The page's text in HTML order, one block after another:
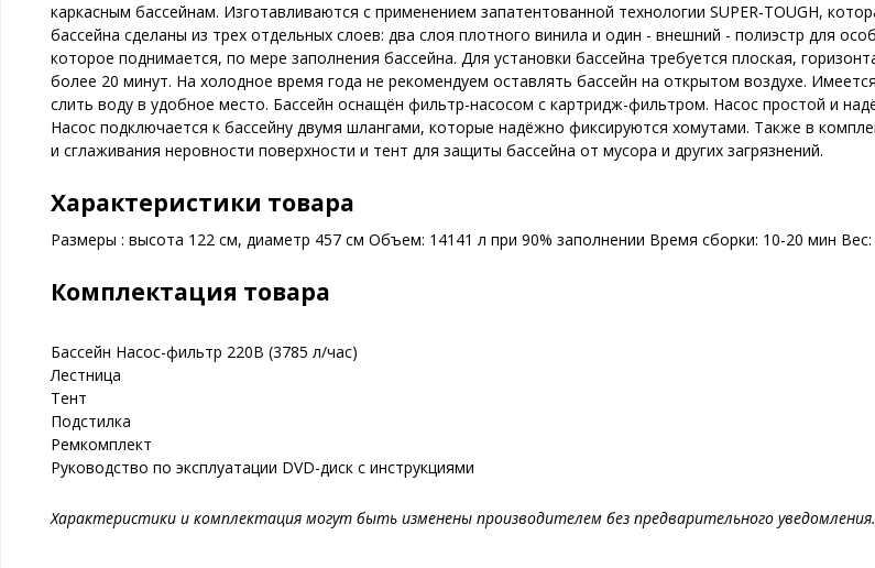
каркасным бассейнам. Изготавливаются с применением запатентованной технологии SUPER-TOUGH,
бассейна сделаны из трех отдельных слоев: два слоя плотного винила и один - внешний - полиэстр для
которое поднимается, по мере заполнения бассейна. Для установки бассейна требуется плоская,
более 20 минут. На холодное время года не рекомендуем оставлять бассейн на открытом воздухе.
слить воду в удобное место. Бассейн оснащён фильтр-насосом с картридж-фильтром. Насос простой и
Насос подключается к бассейну двумя шлангами, которые надёжно фиксируются хомутами. Также в
и сглаживания неровности поверхности и тент для защиты бассейна от мусора и других загрязнений.
Характеристики товара
Размеры : высота 122 см, диаметр 457 см Объем: 14141 л при 90% заполнении Время сборки: 10-20 мин
Комплектация товара
Бассейн Насос-фильтр 220В (3785 л/час)
Лестница
Тент
Подстилка
Ремкомплект
Руководство по эксплуатации DVD-диск с инструкциями
Характеристики и комплектация могут быть изменены производителем без предварительного уведомления.